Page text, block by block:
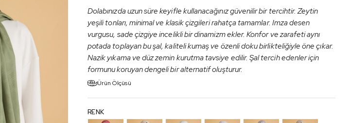
Dolabınızda uzun süre keyifle kullanacağınız güvenilir bir tercihtir. Zeytin
yeşili tonları, minimal ve klasik çizgileri rahatça tamamlar. Imza desen
vurgusu, sade çizgiye incelikli bir dinamizm ekler. Konfor ve zarafeti aynı
potada toplayan bu şal, kaliteli kumaş ve özenli doku birlikteliğiyle öne çıkar.
Nazik yıkama ve düz zemin kurutma tavsiye edilir. Şal tercih edenler için
formunu koruyan dengeli bir alternatif oluşturur.
Ürün Ölçüsü
RENK